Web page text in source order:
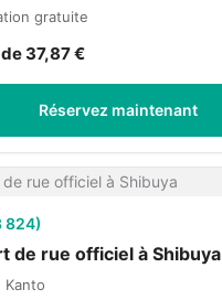
gratuite
37,87 €
Réservez maintenant
824)
de rue officiel à Shibuya
Kanto